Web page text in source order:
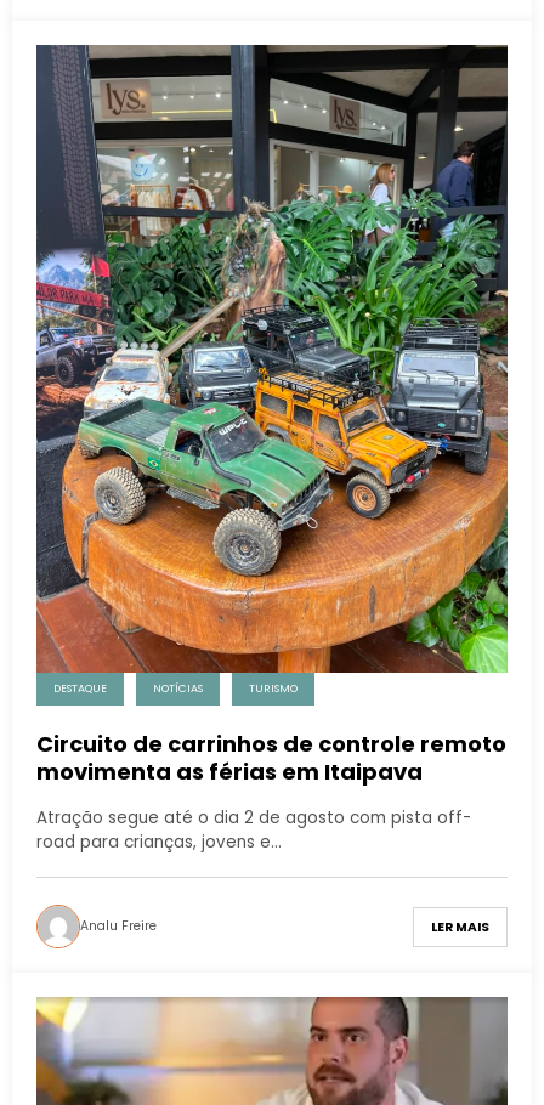
DESTAQUE NOTÍCIAS TURISMO
Circuito de carrinhos de controle remoto
movimenta as férias em Itaipava
Atração segue até o dia 2 de agosto com pista off-
road para crianças, jovens e…
Analu Freire LER MAIS